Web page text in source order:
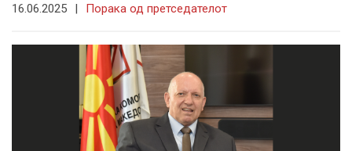
16.06.2025 | Порака од претседателот